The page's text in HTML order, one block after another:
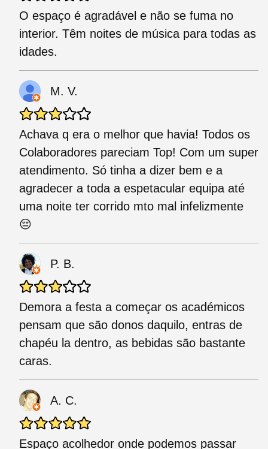
O espaço é agradável e não se fuma no
interior. Têm noites de música para todas as
idades.
M. V.
Achava q era o melhor que havia! Todos os
Colaboradores pareciam Top! Com um super
atendimento. Só tinha a dizer bem e a
agradecer a toda a espetacular equipa até
uma noite ter corrido mto mal infelizmente
😔
P. B.
Demora a festa a começar os académicos
pensam que são donos daquilo, entras de
chapéu la dentro, as bebidas são bastante
caras.
A. C.
Espaço acolhedor onde podemos passar